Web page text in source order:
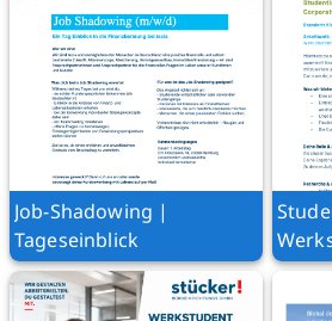
Job-Shadowing |
Tageseinblick